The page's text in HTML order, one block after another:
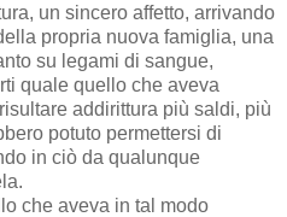
un sincero affetto, arrivando
propria nuova famiglia, una
su legami di sangue,
quale quello che aveva
addirittura più saldi, più
potuto permettersi di
in ciò da qualunque
che aveva in tal modo